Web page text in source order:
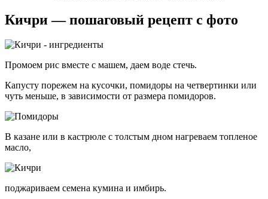
Кичри — пошаговый рецепт с фото
Промоем рис вместе с машем, даем воде стечь.
Капусту порежем на кусочки, помидоры на четвертинки или
чуть меньше, в зависимости от размера помидоров.
В казане или в кастрюле с толстым дном нагреваем топленое
масло,
поджариваем семена кумина и имбирь.